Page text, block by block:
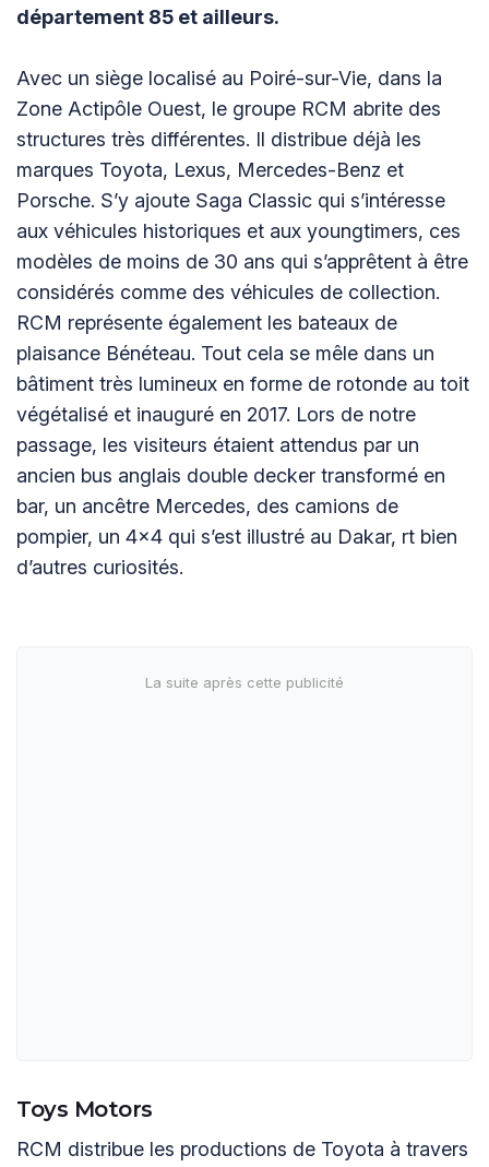
département 85 et ailleurs.
Avec un siège localisé au Poiré-sur-Vie, dans la
Zone Actipôle Ouest, le groupe RCM abrite des
structures très différentes. Il distribue déjà les
marques Toyota, Lexus, Mercedes-Benz et
Porsche. S’y ajoute Saga Classic qui s’intéresse
aux véhicules historiques et aux youngtimers, ces
modèles de moins de 30 ans qui s’apprêtent à être
considérés comme des véhicules de collection.
RCM représente également les bateaux de
plaisance Bénéteau. Tout cela se mêle dans un
bâtiment très lumineux en forme de rotonde au toit
végétalisé et inauguré en 2017. Lors de notre
passage, les visiteurs étaient attendus par un
ancien bus anglais double decker transformé en
bar, un ancêtre Mercedes, des camions de
pompier, un 4x4 qui s’est illustré au Dakar, rt bien
d’autres curiosités.
Toys Motors
RCM distribue les productions de Toyota à travers